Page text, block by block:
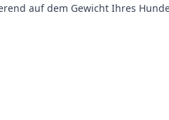
auf dem Gewicht Ihres